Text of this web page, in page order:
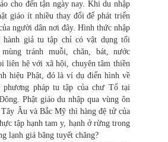
cho đến tận ngày nay. Khi du nhập
giáo ít nhiều thay đổi để phát triển
người dân nơi đây. Hình thức nhập
hành giả tu tập chỉ có vật dụng tối
tránh muỗi, chăn, bát, nước
liên hệ với xã hội, chuyên tâm thiền
hiệu Phật, đó là ví dụ điển hình về
phương pháp tu tập của chư Tổ tại
Phật giáo du nhập qua vùng ôn
Âu và Bắc Mỹ thì hàng đệ tử của
tập hạnh tam y, hạnh ở rừng trong
lạnh giá băng tuyết chăng?